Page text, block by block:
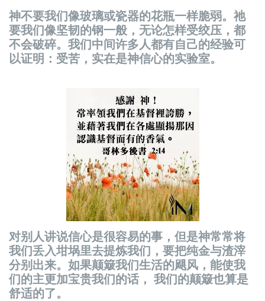
神不要我们像玻璃或瓷器的花瓶一样脆弱。祂
要我们像坚韧的钢一般，无论怎样受绞压，都
不会破碎。我们中间许多人都有自己的经验可
以证明：受苦，实在是神信心的实验室。
对别人讲说信心是很容易的事，但是神常常将
我们丢入坩埚里去提炼我们，要把纯金与渣滓
分别出来。如果颠簸我们生活的飓风，能使我
们的主更加宝贵我们的话， 我们的颠簸也算是
舒适的了。